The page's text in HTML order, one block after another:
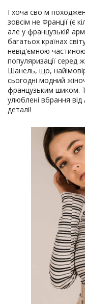
І хоча своїм
зовсім не Франції (є
але у французькій
багатьох країнах
невід'ємною
популяризації серед
Шанель, що,
сьогодні модний
французьким шиком.
улюблені вбрання
деталі!